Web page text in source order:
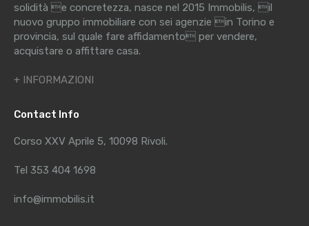
solidità e concretezza, nasce nel 2015 Immobilis, il
nuovo gruppo immobiliare con sei agenzie in Torino e
provincia, sul quale fare affidamento per vendere,
acquistare o affittare casa.
+ INFORMAZIONI
Contact Info
Corso XXV Aprile 5, 10098 Rivoli.
Tel 353 404 1698
info@immobilis.it